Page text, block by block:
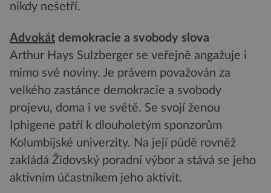
nikdy nešetří.
Advokát demokracie a svobody slova
Arthur Hays Sulzberger se veřejně angažuje i
mimo své noviny. Je právem považován za
velkého zastánce demokracie a svobody
projevu, doma i ve světě. Se svojí ženou
Iphigene patří k dlouholetým sponzorům
Kolumbijské univerzity. Na její půdě rovněž
zakládá Židovský poradní výbor a stává se jeho
aktivním účastníkem jeho aktivit.